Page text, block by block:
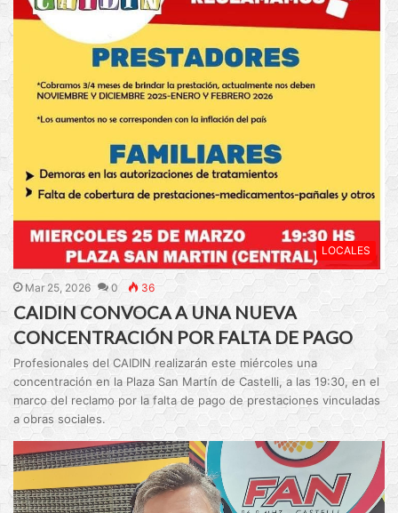
LOCALES
Mar 25, 2026 0 36
CAIDIN CONVOCA A UNA NUEVA
CONCENTRACIÓN POR FALTA DE PAGO
Profesionales del CAIDIN realizarán este miércoles una
concentración en la Plaza San Martín de Castelli, a las 19:30, en el
marco del reclamo por la falta de pago de prestaciones vinculadas
a obras sociales.